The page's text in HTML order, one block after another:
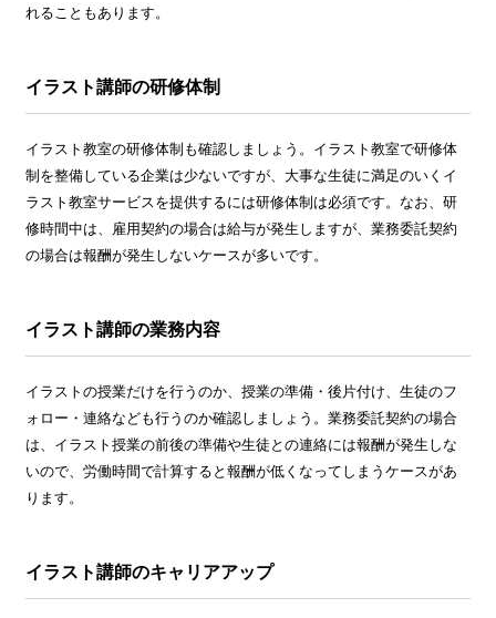
れることもあります。
イラスト講師の研修体制
イラスト教室の研修体制も確認しましょう。イラスト教室で研修体
制を整備している企業は少ないですが、大事な生徒に満足のいくイ
ラスト教室サービスを提供するには研修体制は必須です。なお、研
修時間中は、雇用契約の場合は給与が発生しますが、業務委託契約
の場合は報酬が発生しないケースが多いです。
イラスト講師の業務内容
イラストの授業だけを行うのか、授業の準備・後片付け、生徒のフ
ォロー・連絡なども行うのか確認しましょう。業務委託契約の場合
は、イラスト授業の前後の準備や生徒との連絡には報酬が発生しな
いので、労働時間で計算すると報酬が低くなってしまうケースがあ
ります。
イラスト講師のキャリアアップ